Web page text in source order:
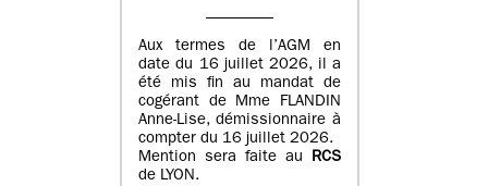
Aux termes de l’AGM en
date du 16 juillet 2026, il a
été mis fin au mandat de
cogérant de Mme FLANDIN
Anne-Lise, démissionnaire à
compter du 16 juillet 2026.
Mention sera faite au RCS
de LYON.